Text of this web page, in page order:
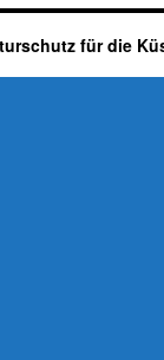
für die